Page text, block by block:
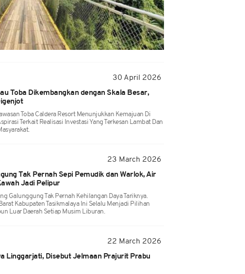
30 April 2026
Toba Dikembangkan dengan Skala Besar,
Toba Caldera Resort Menunjukkan Kemajuan Di
Terkait Realisasi Investasi Yang Terkesan Lambat Dan
23 March 2026
Tak Pernah Sepi Pemudik dan Warlok, Air
Jadi Pelipur
Galunggung Tak Pernah Kehilangan Daya Tariknya.
Kabupaten Tasikmalaya Ini Selalu Menjadi Pilihan
Luar Daerah Setiap Musim Liburan.
22 March 2026
Linggarjati, Disebut Jelmaan Prajurit Prabu